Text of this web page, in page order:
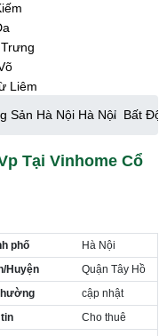
Liêm
Liệt
Đình
Sản Hà Nội Hà Nội Bất
Tại Vinhome Cổ
phố
Hà Nội
Huyện
Quận Tây Hồ
cập nhật
tin
Cho thuê